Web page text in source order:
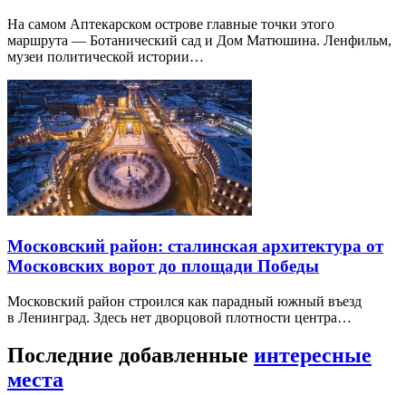
На самом Аптекарском острове главные точки этого
маршрута — Ботанический сад и Дом Матюшина. Ленфильм,
музеи политической истории…
Московский район: сталинская архитектура от
Московских ворот до площади Победы
Московский район строился как парадный южный въезд
в Ленинград. Здесь нет дворцовой плотности центра…
Последние добавленные интересные
места